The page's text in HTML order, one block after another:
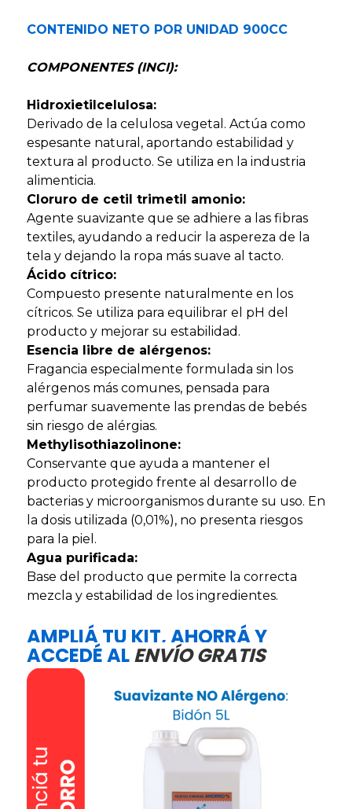
CONTENIDO NETO POR UNIDAD 900CC
COMPONENTES (INCI):
Hidroxietilcelulosa:
Derivado de la celulosa vegetal. Actúa como
espesante natural, aportando estabilidad y
textura al producto. Se utiliza en la industria
alimenticia.
Cloruro de cetil trimetil amonio:
Agente suavizante que se adhiere a las fibras
textiles, ayudando a reducir la aspereza de la
tela y dejando la ropa más suave al tacto.
Ácido cítrico:
Compuesto presente naturalmente en los
cítricos. Se utiliza para equilibrar el pH del
producto y mejorar su estabilidad.
Esencia libre de alérgenos:
Fragancia especialmente formulada sin los
alérgenos más comunes, pensada para
perfumar suavemente las prendas de bebés
sin riesgo de alérgias.
Methylisothiazolinone:
Conservante que ayuda a mantener el
producto protegido frente al desarrollo de
bacterias y microorganismos durante su uso. En
la dosis utilizada (0,01%), no presenta riesgos
para la piel.
Agua purificada:
Base del producto que permite la correcta
mezcla y estabilidad de los ingredientes.
AMPLIÁ TU KIT, AHORRÁ Y
ACCEDÉ ALENVÍO GRATIS